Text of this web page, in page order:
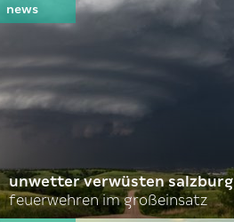
unwetter verwüsten salzburg
feuerwehren im großeinsatz